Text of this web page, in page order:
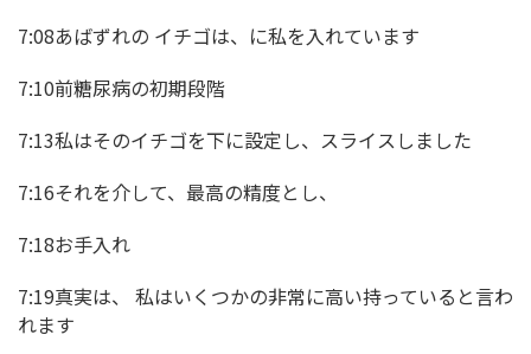
7:08あばずれの イチゴは、に私を入れています
7:10前糖尿病の初期段階
7:13私はそのイチゴを下に設定し、スライスしました
7:16それを介して、最高の精度とし、
7:18お手入れ
7:19真実は、 私はいくつかの非常に高い持っていると言わ
れます